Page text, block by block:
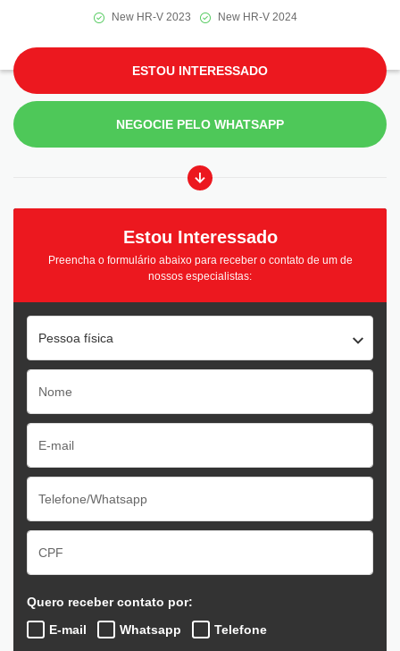
New HR-V 2023 New HR-V 2024
ESTOU INTERESSADO
NEGOCIE PELO WHATSAPP
Estou Interessado
Preencha o formulário abaixo para receber o contato de um de
nossos especialistas:
Pessoa física
Quero receber contato por:
E-mail
Whatsapp Telefone